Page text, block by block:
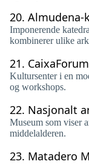
20. Almudena-
Imponerende
kombinerer ulike
21.
Kultursenter i en
og workshops.
22. Nasjonalt
Museum som viser
middelalderen.
23. Matadero